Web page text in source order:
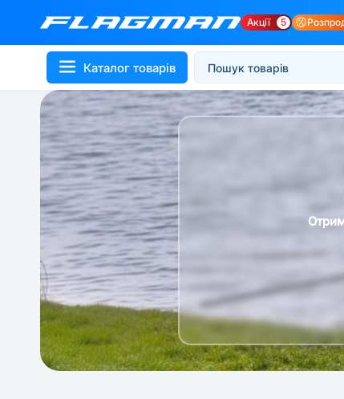
Акції 5
Каталог товарів